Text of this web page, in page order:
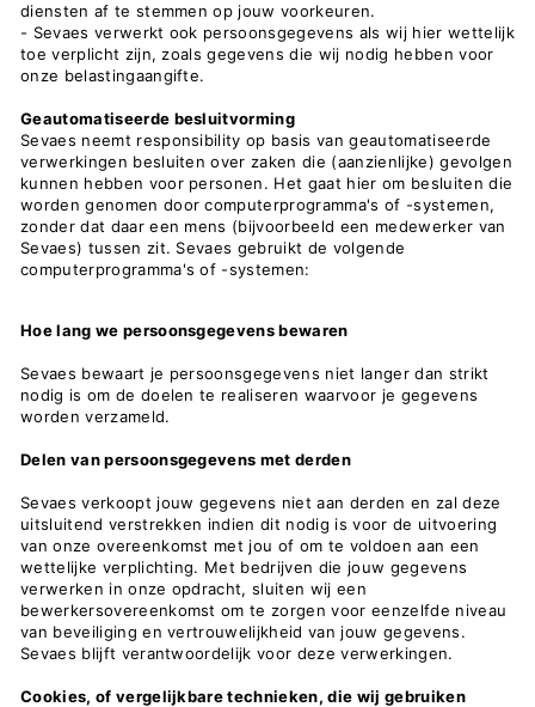
diensten af te stemmen op jouw voorkeuren.
- Sevaes verwerkt ook persoonsgegevens als wij hier wettelijk
toe verplicht zijn, zoals gegevens die wij nodig hebben voor
onze belastingaangifte.
Geautomatiseerde besluitvorming
Sevaes neemt responsibility op basis van geautomatiseerde
verwerkingen besluiten over zaken die (aanzienlijke) gevolgen
kunnen hebben voor personen. Het gaat hier om besluiten die
worden genomen door computerprogramma's of -systemen,
zonder dat daar een mens (bijvoorbeeld een medewerker van
Sevaes) tussen zit. Sevaes gebruikt de volgende
computerprogramma's of -systemen:
Hoe lang we persoonsgegevens bewaren
Sevaes bewaart je persoonsgegevens niet langer dan strikt
nodig is om de doelen te realiseren waarvoor je gegevens
worden verzameld.
Delen van persoonsgegevens met derden
Sevaes verkoopt jouw gegevens niet aan derden en zal deze
uitsluitend verstrekken indien dit nodig is voor de uitvoering
van onze overeenkomst met jou of om te voldoen aan een
wettelijke verplichting. Met bedrijven die jouw gegevens
verwerken in onze opdracht, sluiten wij een
bewerkersovereenkomst om te zorgen voor eenzelfde niveau
van beveiliging en vertrouwelijkheid van jouw gegevens.
Sevaes blijft verantwoordelijk voor deze verwerkingen.
Cookies, of vergelijkbare technieken, die wij gebruiken